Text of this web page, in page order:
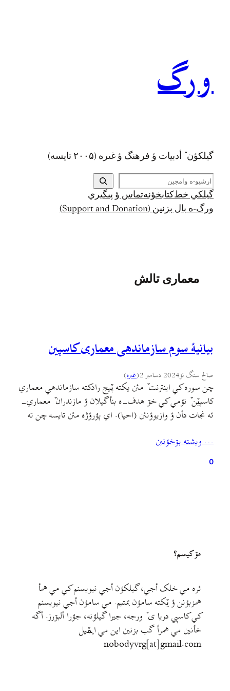
ورگ
گيلکؤن ٚ أدبیات ؤ فرهنگ ؤ غىره (۲۰۰۵ تايسه)
ج
س
ت
ج
گيلکي خط کتابخؤنهتماس ؤ پىگيري
ورگ-ه بال بزنين (Support and Donation)
معماری تالش
بیانیهٔ سوم سازماندهی معماری کاسپین
صالح سنگ نؤ2024 دسامبر 2 (غىره)
چن سوره کي اينترنت ٚ مئن یکته پٚيج رادکته سازماندهي معماري
کاسپيٚن ٚ نؤمي کي خۊ هدف-ه بنأ گيلان ؤ مازندران ٚ معماري-
ئه نجات دأن ؤ وازيوؤنئن (احیا). اي پؤرؤژه مئن تايسه چن ته
اۊن ٚ سۊيٚمي بيانيه-أ بنئم چۊن خئلي…
… ويشته بۊخؤنين
0
مۊ کيسم؟
ئره مي خلک أجي، گيلکؤن أجي نيويسنم کي مي همأ
همزبؤنن ؤ يٚکته سامؤن بمتيم. مي سامؤن أجي نيويسنم
کي کاسپي دريا ی ٚ ورجه، جيرا گيلؤنه، جؤرا ألبۊرز. أگه
خأنين مي همرأ گب بزنين اين مي ايمٚیل‌ ‌
nobodyvrg[at]gmail.com